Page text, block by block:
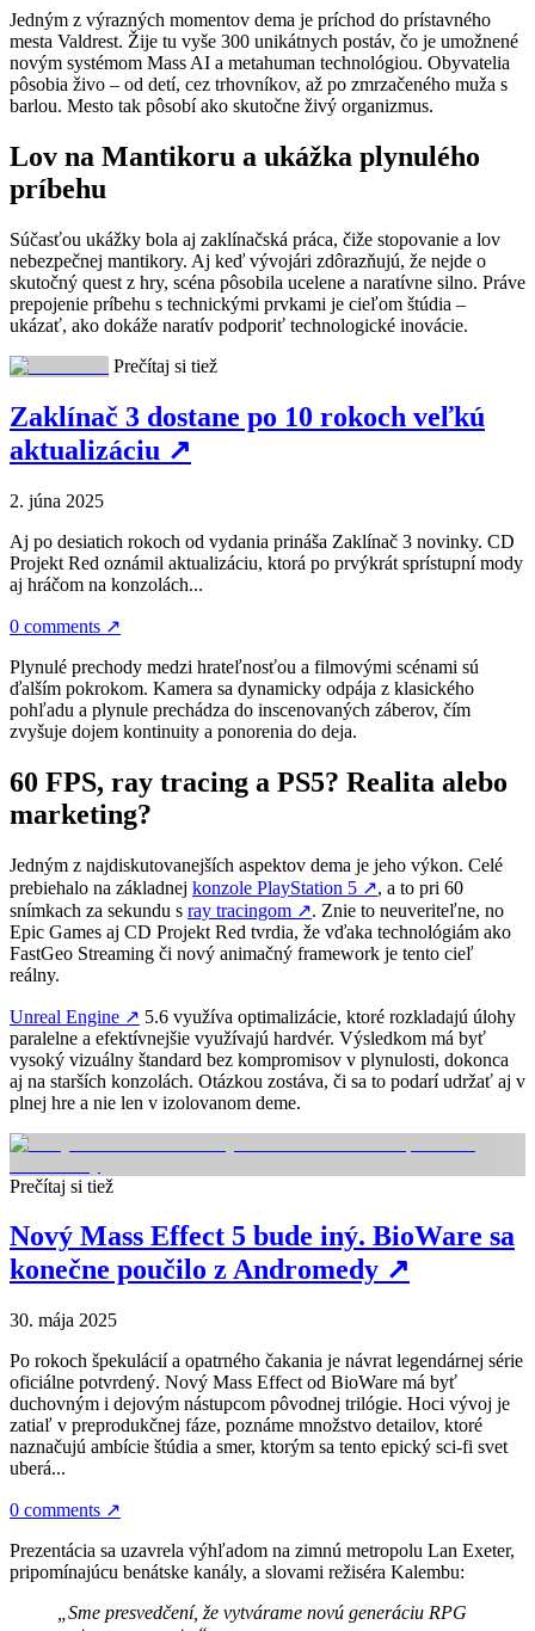
Jedným z výrazných momentov dema je príchod do prístavného
mesta Valdrest. Žije tu vyše 300 unikátnych postáv, čo je umožnené
novým systémom Mass AI a metahuman technológiou. Obyvatelia
pôsobia živo – od detí, cez trhovníkov, až po zmrzačeného muža s
barlou. Mesto tak pôsobí ako skutočne živý organizmus.
Lov na Mantikoru a ukážka plynulého
príbehu
Súčasťou ukážky bola aj zaklínačská práca, čiže stopovanie a lov
nebezpečnej mantikory. Aj keď vývojári zdôrazňujú, že nejde o
skutočný quest z hry, scéna pôsobila ucelene a naratívne silno. Práve
prepojenie príbehu s technickými prvkami je cieľom štúdia –
ukázať, ako dokáže naratív podporiť technologické inovácie.
Prečítaj si tiež
Zaklínač 3 dostane po 10 rokoch veľkú
aktualizáciu ↗
2. júna 2025
Aj po desiatich rokoch od vydania prináša Zaklínač 3 novinky. CD
Projekt Red oznámil aktualizáciu, ktorá po prvýkrát sprístupní mody
aj hráčom na konzolách...
0 comments ↗
Plynulé prechody medzi hrateľnosťou a filmovými scénami sú
ďalším pokrokom. Kamera sa dynamicky odpája z klasického
pohľadu a plynule prechádza do inscenovaných záberov, čím
zvyšuje dojem kontinuity a ponorenia do deja.
60 FPS, ray tracing a PS5? Realita alebo
marketing?
Jedným z najdiskutovanejších aspektov dema je jeho výkon. Celé
prebiehalo na základnej konzole PlayStation 5 ↗, a to pri 60
snímkach za sekundu s ray tracingom ↗. Znie to neuveriteľne, no
Epic Games aj CD Projekt Red tvrdia, že vďaka technológiám ako
FastGeo Streaming či nový animačný framework je tento cieľ
reálny.
Unreal Engine ↗ 5.6 využíva optimalizácie, ktoré rozkladajú úlohy
paralelne a efektívnejšie využívajú hardvér. Výsledkom má byť
vysoký vizuálny štandard bez kompromisov v plynulosti, dokonca
aj na starších konzolách. Otázkou zostáva, či sa to podarí udržať aj v
plnej hre a nie len v izolovanom deme.
Prečítaj si tiež
Nový Mass Effect 5 bude iný. BioWare sa
konečne poučilo z Andromedy ↗
30. mája 2025
Po rokoch špekulácií a opatrného čakania je návrat legendárnej série
oficiálne potvrdený. Nový Mass Effect od BioWare má byť
duchovným i dejovým nástupcom pôvodnej trilógie. Hoci vývoj je
zatiaľ v preprodukčnej fáze, poznáme množstvo detailov, ktoré
naznačujú ambície štúdia a smer, ktorým sa tento epický sci-fi svet
uberá...
0 comments ↗
Prezentácia sa uzavrela výhľadom na zimnú metropolu Lan Exeter,
pripomínajúcu benátske kanály, a slovami režiséra Kalembu:
„Sme presvedčení, že vytvárame novú generáciu RPG